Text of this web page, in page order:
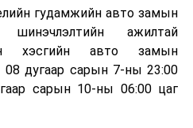
үйлдвэрлэхэд ашиглаж
хувьд шаталтын дараа
ашигт эрдсийг сэргээн
Өмнөд Солонгос
технологийг ашиглаж
гудамжийн авто замын
шинэчлэлтийн ажилтай
хэсгийн авто замын
дугаар сарын 7-ны 23:00
сарын 10-ны 06:00 цаг